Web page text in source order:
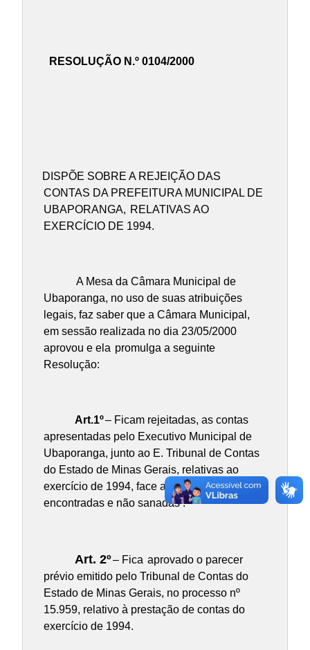
RESOLUÇÃO N.º 0104/2000
DISPÕE SOBRE A REJEIÇÃO DAS
CONTAS DA PREFEITURA MUNICIPAL DE
UBAPORANGA, RELATIVAS AO
EXERCÍCIO DE 1994.
A Mesa da Câmara Municipal de
Ubaporanga, no uso de suas atribuições
legais, faz saber que a Câmara Municipal,
em sessão realizada no dia 23/05/2000
aprovou e ela promulga a seguinte
Resolução:
Art.1º– Ficam rejeitadas, as contas
apresentadas pelo Executivo Municipal de
Ubaporanga, junto ao E. Tribunal de Contas
do Estado de Minas Gerais, relativas ao
exercício de 1994, face a irregularidades
encontradas e não sanadas .
Art. 2º– Fica aprovado o parecer
prévio emitido pelo Tribunal de Contas do
Estado de Minas Gerais, no processo nº
15.959, relativo à prestação de contas do
exercício de 1994.